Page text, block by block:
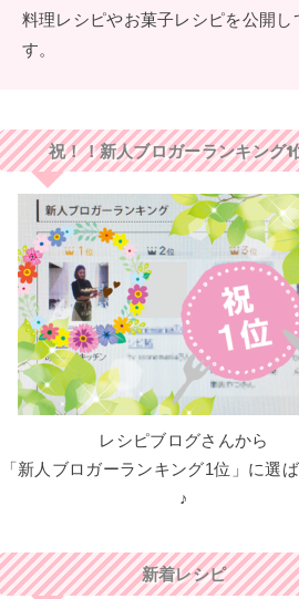
料理レシピやお菓子レシピを公開し
す。
祝！！新人ブロガーランキング1
レシピブログさんから
「新人ブロガーランキング1位」に選
♪
新着レシピ